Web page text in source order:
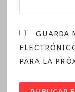
GUARDA
PARA LA